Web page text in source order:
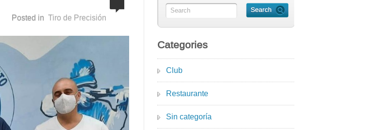
Posted in Tiro de Precisión
Categories
Club
Restaurante
Sin categoría